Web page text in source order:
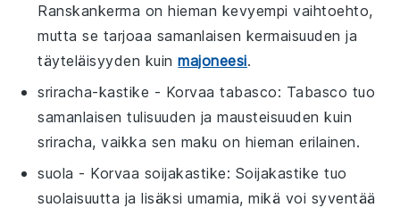
Ranskankerma on hieman kevyempi vaihtoehto,
mutta se tarjoaa samanlaisen kermaisuuden ja
täyteläisyyden kuinmajoneesi.
sriracha-kastike - Korvaatabasco: Tabasco tuo
samanlaisen tulisuuden ja mausteisuuden kuin
sriracha, vaikka sen maku on hieman erilainen.
suola - Korvaa soijakastike: Soijakastike tuo
suolaisuutta ja lisäksi umamia, mikä voi syventää